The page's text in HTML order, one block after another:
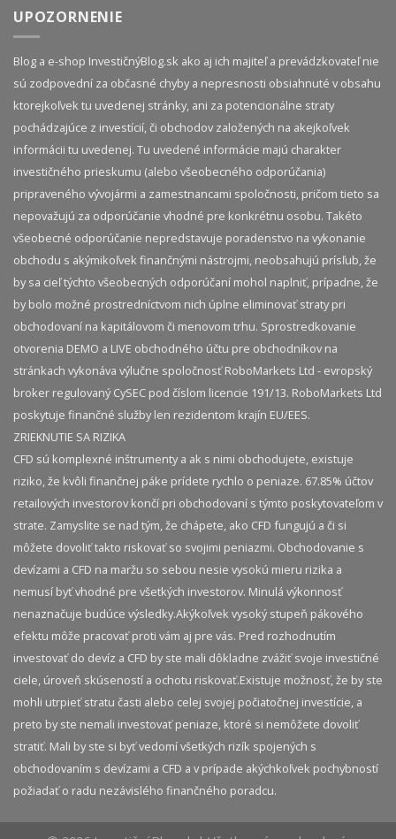
UPOZORNENIE
Blog a e-shop InvestičnýBlog.sk ako aj ich majiteľ a prevádzkovateľ nie
sú zodpovední za občasné chyby a nepresnosti obsiahnuté v obsahu
ktorejkoľvek tu uvedenej stránky, ani za potencionálne straty
pochádzajúce z investícií, či obchodov založených na akejkoľvek
informácii tu uvedenej. Tu uvedené informácie majú charakter
investičného prieskumu (alebo všeobecného odporúčania)
pripraveného vývojármi a zamestnancami spoločnosti, pričom tieto sa
nepovažujú za odporúčanie vhodné pre konkrétnu osobu. Takéto
všeobecné odporúčanie nepredstavuje poradenstvo na vykonanie
obchodu s akýmikoľvek finančnými nástrojmi, neobsahujú prísľub, že
by sa cieľ týchto všeobecných odporúčaní mohol naplniť, prípadne, že
by bolo možné prostredníctvom nich úplne eliminovať straty pri
obchodovaní na kapitálovom či menovom trhu. Sprostredkovanie
otvorenia DEMO a LIVE obchodného účtu pre obchodníkov na
stránkach vykonáva výlučne spoločnosť RoboMarkets Ltd - evropský
broker regulovaný CySEC pod číslom licencie 191/13. RoboMarkets Ltd
poskytuje finančné služby len rezidentom krajín EU/EES.
ZRIEKNUTIE SA RIZIKA
CFD sú komplexné inštrumenty a ak s nimi obchodujete, existuje
riziko, že kvôli finančnej páke prídete rychlo o peniaze. 67.85% účtov
retailových investorov končí pri obchodovaní s týmto poskytovateľom v
strate. Zamyslite se nad tým, že chápete, ako CFD fungujú a či si
môžete dovoliť takto riskovať so svojimi peniazmi. Obchodovanie s
devízami a CFD na maržu so sebou nesie vysokú mieru rizika a
nemusí byť vhodné pre všetkých investorov. Minulá výkonnosť
nenaznačuje budúce výsledky.​ Akýkoľvek vysoký stupeň pákového
efektu môže pracovať proti vám aj pre vás. Pred rozhodnutím
investovať do devíz a CFD by ste mali dôkladne zvážiť svoje investičné
ciele, úroveň skúseností a ochotu riskovať.​ Existuje možnosť, že by ste
mohli utrpieť stratu časti alebo celej svojej počiatočnej investície, a
preto by ste nemali investovať peniaze, ktoré si nemôžete dovoliť
stratiť. Mali by ste si byť vedomí všetkých rizík spojených s
obchodovaním s devízami a CFD a v prípade akýchkoľvek pochybností
požiadať o radu nezávislého finančného poradcu.